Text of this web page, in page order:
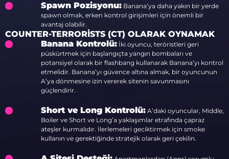
Spawn Pozisyonu: Banana’ya daha yakın bir yerde
spawn olmak, erken kontrol girişimleri için önemli bir
avantaj olabilir.
COUNTER-TERRORISTS (CT) OLARAK OYNAMAK
Banana Kontrolü: İki oyuncu, teröristleri geri
püskürtmek için başlangıçta yangın bombaları ve
potansiyel olarak bir flashbang kullanarak Banana’yı kontrol
etmelidir. Banana’yı güvence altına almak, bir oyuncunun
A’ya dönmesine izin vererek sitenin savunmasını
güçlendirir.
Short ve Long Kontrolü: A’daki oyuncular, Middle,
Boiler ve Short ve Long’a yaklaşımlar etrafında çapraz
ateşler kurmalıdır. İlerlemeleri geciktirmek için smoke
kullanın ve gerektiğinde stratejik olarak geri çekilin.